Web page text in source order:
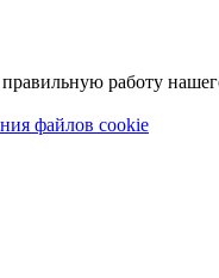
работу
файлов cookie